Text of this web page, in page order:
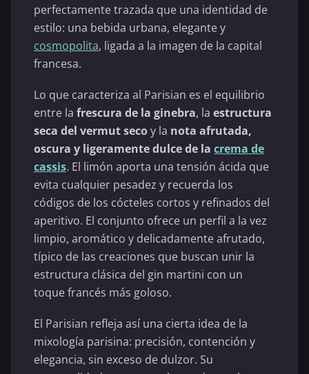
perfectamente trazada que una identidad de
estilo: una bebida urbana, elegante y
cosmopolita, ligada a la imagen de la capital
francesa.
Lo que caracteriza al Parisian es el equilibrio
entre la frescura de la ginebra, la estructura
seca del vermut secoy la nota afrutada,
oscura y ligeramente dulce de la crema de
cassis. El limón aporta una tensión ácida que
evita cualquier pesadez y recuerda los
códigos de los cócteles cortos y refinados del
aperitivo. El conjunto ofrece un perfil a la vez
limpio, aromático y delicadamente afrutado,
típico de las creaciones que buscan unir la
estructura clásica del gin martini con un
toque francés más goloso.
El Parisian refleja así una cierta idea de la
mixología parisina: precisión, contención y
elegancia, sin exceso de dulzor. Su